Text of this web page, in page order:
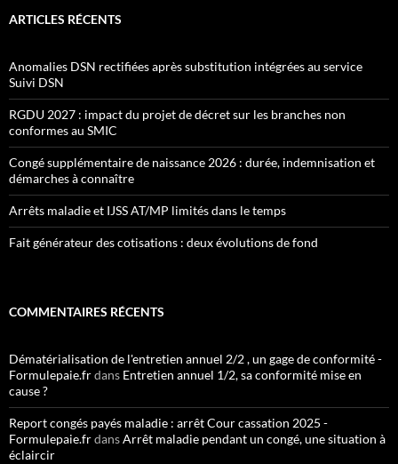
ARTICLES RÉCENTS
Anomalies DSN rectifiées après substitution intégrées au service
Suivi DSN
RGDU 2027 : impact du projet de décret sur les branches non
conformes au SMIC
Congé supplémentaire de naissance 2026 : durée, indemnisation et
démarches à connaître
Arrêts maladie et IJSS AT/MP limités dans le temps
Fait générateur des cotisations : deux évolutions de fond
COMMENTAIRES RÉCENTS
Dématérialisation de l'entretien annuel 2/2 , un gage de conformité -
Formulepaie.frdans Entretien annuel 1/2, sa conformité mise en
cause ?
Report congés payés maladie : arrêt Cour cassation 2025 -
Formulepaie.frdansArrêt maladie pendant un congé, une situation à
éclaircir